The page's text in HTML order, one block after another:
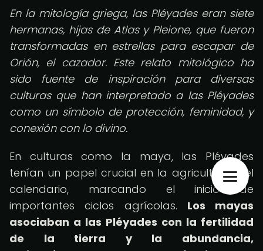
En la mitología griega, las Pléyades eran siete
hermanas, hijas de Atlas y Pleione, que fueron
transformadas en estrellas para escapar de
Orión, el cazador. Este relato mitológico ha
sido fuente de inspiración para diversas
culturas que han interpretado a las Pléyades
como un símbolo de protección, feminidad, y
conexión con lo divino.
En culturas como la maya, las Pléyades
tenían un papel crucial en la agricultura y el
calendario, marcando el inicio de
importantes ciclos agrícolas. Los mayas
asociaban a las Pléyades con la fertilidad
de la tierra y la abundancia,